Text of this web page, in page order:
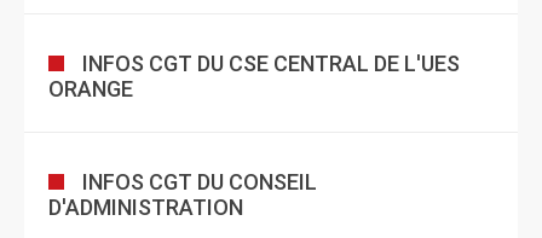
INFOS CGT DU CSE CENTRAL DE L'UES
ORANGE
INFOS CGT DU CONSEIL
D'ADMINISTRATION